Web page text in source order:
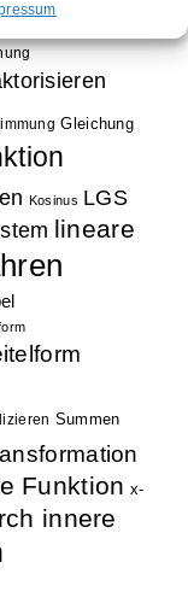
Gleichung
Kosinus LGS
lineare
Summen
Funktion x-
innere